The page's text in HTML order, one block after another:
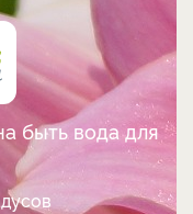
быть вода для